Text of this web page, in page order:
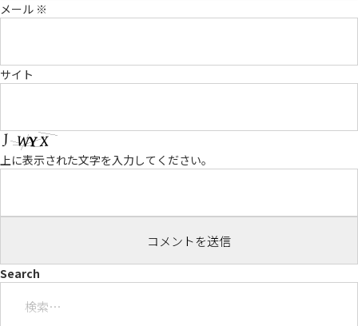
メール ※
サイト
上に表示された文字を入力してください。
Search